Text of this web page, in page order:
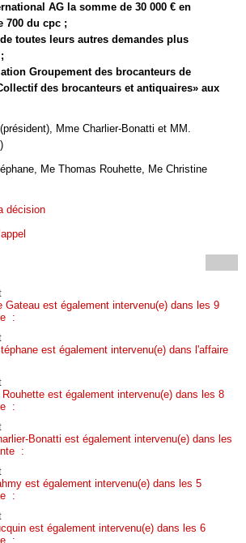
AG la somme de 30 000 € en
700 du cpc ;
toutes leurs autres demandes plus
Groupement des brocanteurs de
des brocanteurs et antiquaires» aux
Mme Charlier-Bonatti et MM.
Me Thomas Rouhette, Me Christine
décision
Gateau est également intervenu(e) dans les 9
:
est également intervenu(e) dans l'affaire
est également intervenu(e) dans les 8
:
Bonatti est également intervenu(e) dans les
:
est également intervenu(e) dans les 5
:
est également intervenu(e) dans les 6
: